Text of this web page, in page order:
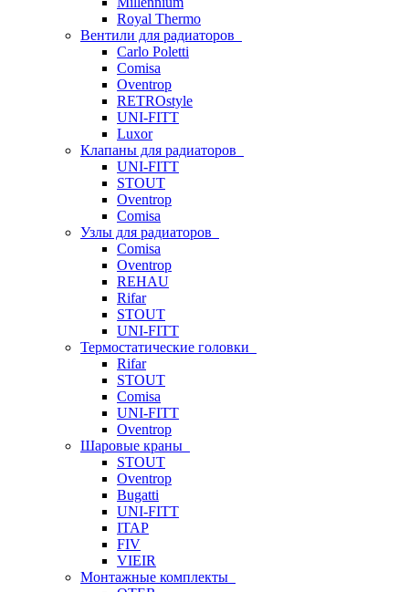
Royal Thermo
Вентили для радиаторов
Carlo Poletti
Comisa
Oventrop
RETROstyle
UNI-FITT
Luxor
Клапаны для радиаторов
UNI-FITT
STOUT
Oventrop
Comisa
Узлы для радиаторов
Comisa
Oventrop
REHAU
Rifar
STOUT
UNI-FITT
Термостатические головки
Rifar
STOUT
Comisa
UNI-FITT
Oventrop
Шаровые краны
STOUT
Oventrop
Bugatti
UNI-FITT
ITAP
FIV
VIEIR
Монтажные комплекты